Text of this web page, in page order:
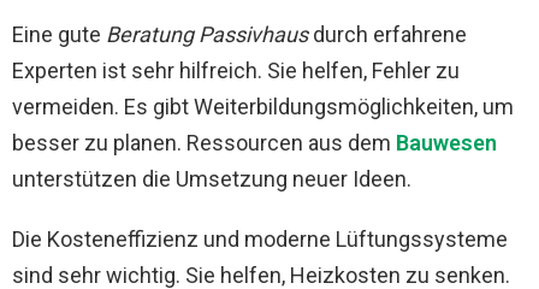
Eine gute Beratung Passivhausdurch erfahrene
Experten ist sehr hilfreich. Sie helfen, Fehler zu
vermeiden. Es gibt Weiterbildungsmöglichkeiten, um
besser zu planen. Ressourcen aus dem Bauwesen
unterstützen die Umsetzung neuer Ideen.
Die Kosteneffizienz und moderne Lüftungssysteme
sind sehr wichtig. Sie helfen, Heizkosten zu senken.